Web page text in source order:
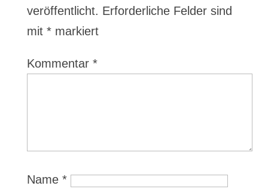
veröffentlicht. Erforderliche Felder sind
mit *markiert
Kommentar *
Name *